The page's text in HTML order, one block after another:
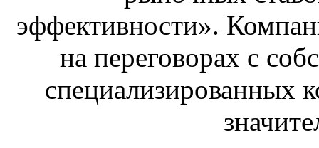
эффективности».
на переговорах с
специализированных